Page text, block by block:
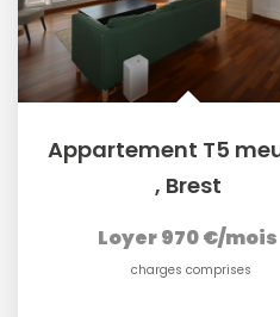
, Brest
Loyer 970 €/mois
charges comprises